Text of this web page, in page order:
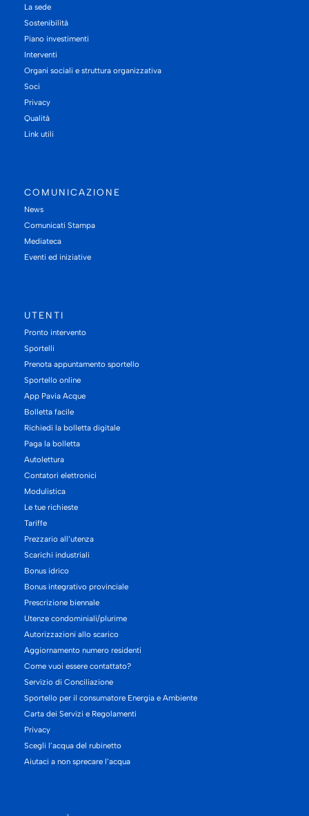
La sede
Sostenibilità
Piano investimenti
Interventi
Organi sociali e struttura organizzativa
Soci
Privacy
Qualità
Link utili
COMUNICAZIONE
News
Comunicati Stampa
Mediateca
Eventi ed iniziative
UTENTI
Pronto intervento
Sportelli
Prenota appuntamento sportello
Sportello online
App Pavia Acque
Bolletta facile
Richiedi la bolletta digitale
Paga la bolletta
Autolettura
Contatori elettronici
Modulistica
Le tue richieste
Tariffe
Prezzario all’utenza
Scarichi industriali
Bonus idrico
Bonus integrativo provinciale
Prescrizione biennale
Utenze condominiali/plurime
Autorizzazioni allo scarico
Aggiornamento numero residenti
Come vuoi essere contattato?
Servizio di Conciliazione
Sportello per il consumatore Energia e Ambiente
Carta dei Servizi e Regolamenti
Privacy
Scegli l’acqua del rubinetto
Aiutaci a non sprecare l’acqua